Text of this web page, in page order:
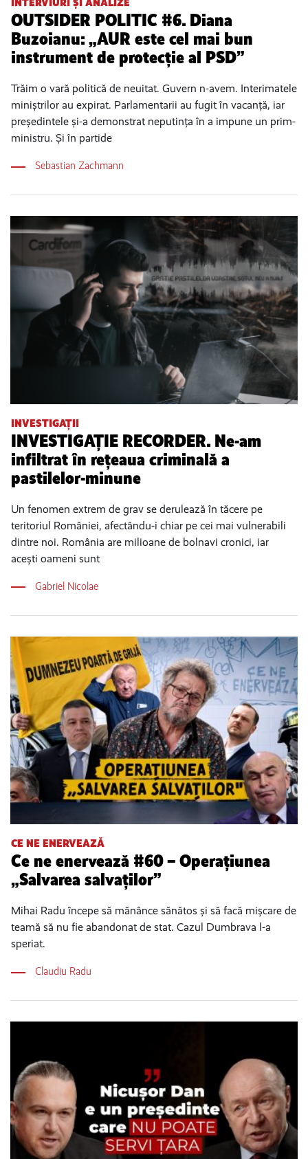
INTERVIURI ȘI ANALIZE
OUTSIDER POLITIC #6. Diana
Buzoianu: „AUR este cel mai bun
instrument de protecție al PSD”
Trăim o vară politică de neuitat. Guvern n-avem. Interimatele
miniștrilor au expirat. Parlamentarii au fugit în vacanță, iar
președintele și-a demonstrat neputința în a impune un prim-
ministru. Și în partide
Sebastian Zachmann
INVESTIGAȚII
INVESTIGAȚIE RECORDER. Ne-am
infiltrat în rețeaua criminală a
pastilelor-minune
Un fenomen extrem de grav se derulează în tăcere pe
teritoriul României, afectându-i chiar pe cei mai vulnerabili
dintre noi. România are milioane de bolnavi cronici, iar
acești oameni sunt
Gabriel Nicolae
CE NE ENERVEAZĂ
Ce ne enervează #60 – Operațiunea
„Salvarea salvaților”
Mihai Radu începe să mănânce sănătos și să facă mișcare de
teamă să nu fie abandonat de stat. Cazul Dumbrava l-a
speriat.
Claudiu Radu